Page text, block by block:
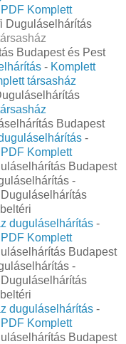
Komplett
Duguláselhárítás
Budapest és Pest
- Komplett
társasház
Budapest
-
Komplett
Budapest
-
Duguláselhárítás
duguláselhárítás -
Komplett
Budapest
-
Duguláselhárítás
duguláselhárítás -
Komplett
Budapest